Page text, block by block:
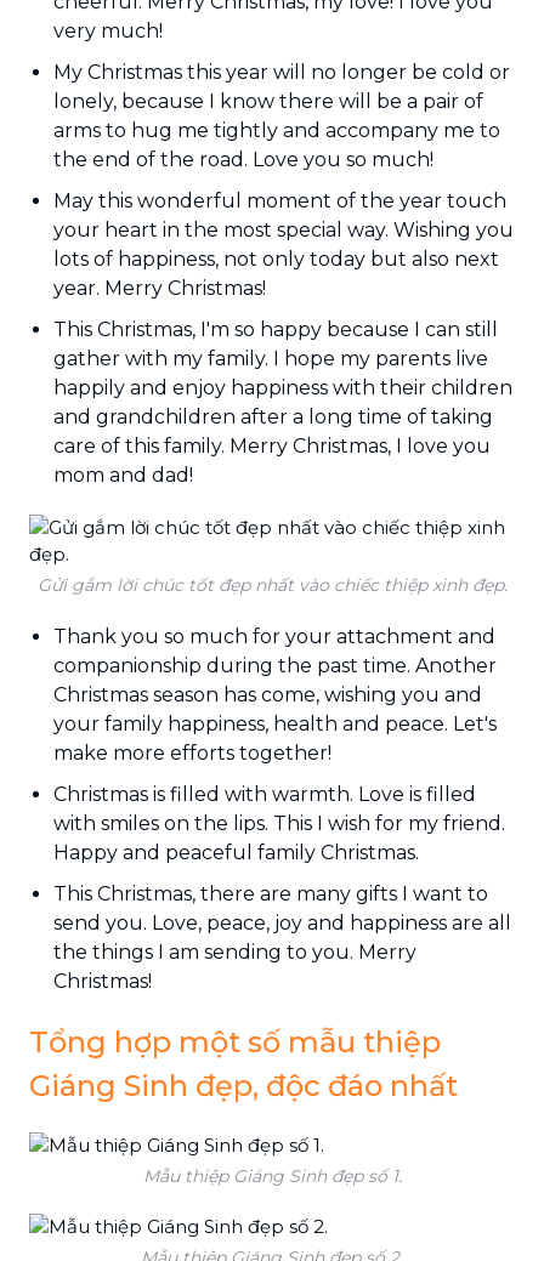
very much!
My Christmas this year will no longer be cold or
lonely, because I know there will be a pair of
arms to hug me tightly and accompany me to
the end of the road. Love you so much!
May this wonderful moment of the year touch
your heart in the most special way. Wishing you
lots of happiness, not only today but also next
year. Merry Christmas!
This Christmas, I'm so happy because I can still
gather with my family. I hope my parents live
happily and enjoy happiness with their children
and grandchildren after a long time of taking
care of this family. Merry Christmas, I love you
mom and dad!
Gửi gắm lời chúc tốt đẹp nhất vào chiếc thiệp xinh đẹp.
Thank you so much for your attachment and
companionship during the past time. Another
Christmas season has come, wishing you and
your family happiness, health and peace. Let's
make more efforts together!
Christmas is filled with warmth. Love is filled
with smiles on the lips. This I wish for my friend.
Happy and peaceful family Christmas.
This Christmas, there are many gifts I want to
send you. Love, peace, joy and happiness are all
the things I am sending to you. Merry
Christmas!
Tổng hợp một số mẫu thiệp
Giáng Sinh đẹp, độc đáo nhất
Mẫu thiệp Giáng Sinh đẹp số 1.